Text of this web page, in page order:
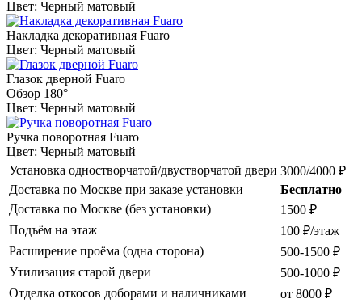
Цвет: Черный матовый
Накладка декоративная Fuaro
Цвет: Черный матовый
Глазок дверной Fuaro
Обзор 180°
Цвет: Черный матовый
Ручка поворотная Fuaro
Цвет: Черный матовый
Установка одностворчатой/двустворчатой двери 3000/4000 ₽
Доставка по Москве при заказе установки
Бесплатно
Доставка по Москве (без установки)
1500 ₽
Подъём на этаж
100 ₽/этаж
Расширение проёма (одна сторона)
500-1500 ₽
Утилизация старой двери
500-1000 ₽
Отделка откосов доборами и наличниками
от 8000 ₽